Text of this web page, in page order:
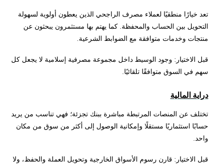
تعد خيارًا منطقيًا لعملاء مصرف الراجحي الذين يعطون أولوية لسهولة
التحويل بين الحساب والمحفظة. كما يهتم بها مستثمرون يبحثون عن
منتجات وخدمات متوافقة مع الضوابط الشرعية.
قبل الاختيار: وجود الوسيط داخل مجموعة مصرفية إسلامية لا يجعل كل
سهم في السوق متوافقًا تلقائيًا.
دراية المالية
تختلف عن المنصات المرتبطة مباشرة ببنك تجزئة؛ فهي تناسب من يريد
حسابًا استثماريًا مستقلًا وإمكانية الوصول إلى أكثر من سوق من مكان
واحد.
قبل الاختيار: قارن رسوم الأسواق الخارجية وتحويل العملة والحفظ، ولا